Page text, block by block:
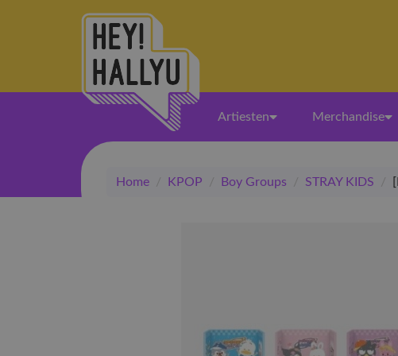
Artiesten Merchandise
Home / KPOP / Boy Groups / STRAY KIDS /